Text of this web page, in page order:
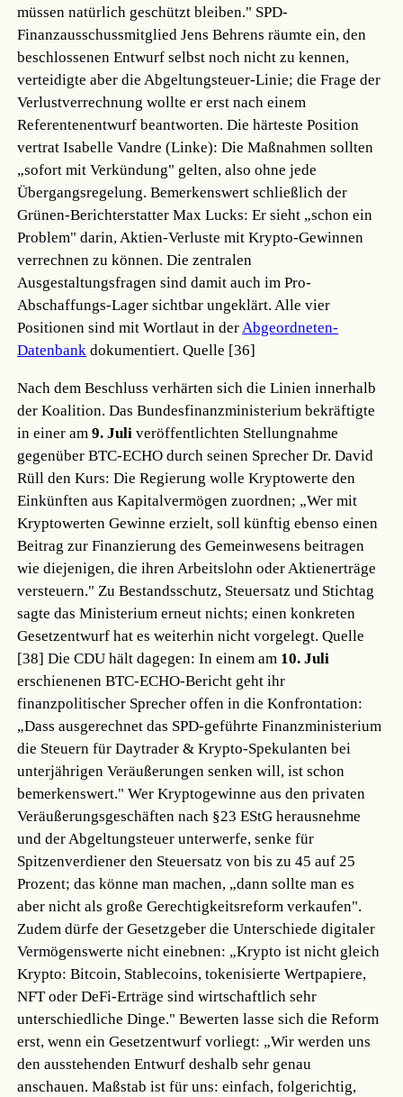
müssen natürlich geschützt bleiben." SPD-
Finanzausschussmitglied Jens Behrens räumte ein, den
beschlossenen Entwurf selbst noch nicht zu kennen,
verteidigte aber die Abgeltungsteuer-Linie; die Frage der
Verlustverrechnung wollte er erst nach einem
Referentenentwurf beantworten. Die härteste Position
vertrat Isabelle Vandre (Linke): Die Maßnahmen sollten
„sofort mit Verkündung" gelten, also ohne jede
Übergangsregelung. Bemerkenswert schließlich der
Grünen-Berichterstatter Max Lucks: Er sieht „schon ein
Problem" darin, Aktien-Verluste mit Krypto-Gewinnen
verrechnen zu können. Die zentralen
Ausgestaltungsfragen sind damit auch im Pro-
Abschaffungs-Lager sichtbar ungeklärt. Alle vier
Positionen sind mit Wortlaut in derAbgeordneten-
Datenbank dokumentiert.Quelle [36]
Nach dem Beschluss verhärten sich die Linien innerhalb
der Koalition. Das Bundesfinanzministerium bekräftigte
in einer am9. Juli veröffentlichten Stellungnahme
gegenüber BTC-ECHO durch seinen Sprecher Dr. David
Rüll den Kurs: Die Regierung wolle Kryptowerte den
Einkünften aus Kapitalvermögen zuordnen; „Wer mit
Kryptowerten Gewinne erzielt, soll künftig ebenso einen
Beitrag zur Finanzierung des Gemeinwesens beitragen
wie diejenigen, die ihren Arbeitslohn oder Aktienerträge
versteuern." Zu Bestandsschutz, Steuersatz und Stichtag
sagte das Ministerium erneut nichts; einen konkreten
Gesetzentwurf hat es weiterhin nicht vorgelegt.Quelle
[38] Die CDU hält dagegen: In einem am 10. Juli
erschienenen BTC-ECHO-Bericht geht ihr
finanzpolitischer Sprecher offen in die Konfrontation:
„Dass ausgerechnet das SPD-geführte Finanzministerium
die Steuern für Daytrader & Krypto-Spekulanten bei
unterjährigen Veräußerungen senken will, ist schon
bemerkenswert." Wer Kryptogewinne aus den privaten
Veräußerungsgeschäften nach §23 EStG herausnehme
und der Abgeltungsteuer unterwerfe, senke für
Spitzenverdiener den Steuersatz von bis zu 45 auf 25
Prozent; das könne man machen, „dann sollte man es
aber nicht als große Gerechtigkeitsreform verkaufen".
Zudem dürfe der Gesetzgeber die Unterschiede digitaler
Vermögenswerte nicht einebnen: „Krypto ist nicht gleich
Krypto: Bitcoin, Stablecoins, tokenisierte Wertpapiere,
NFT oder DeFi-Erträge sind wirtschaftlich sehr
unterschiedliche Dinge." Bewerten lasse sich die Reform
erst, wenn ein Gesetzentwurf vorliegt: „Wir werden uns
den ausstehenden Entwurf deshalb sehr genau
anschauen. Maßstab ist für uns: einfach, folgerichtig,